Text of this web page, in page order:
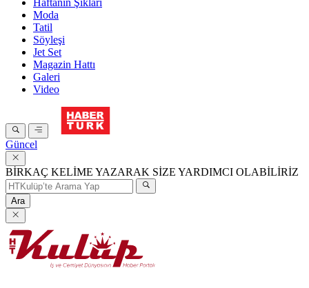
Haftanın Şıkları
Moda
Tatil
Söyleşi
Jet Set
Magazin Hattı
Galeri
Video
Güncel
BİRKAÇ KELİME YAZARAK SİZE YARDIMCI OLABİLİRİZ
Ara